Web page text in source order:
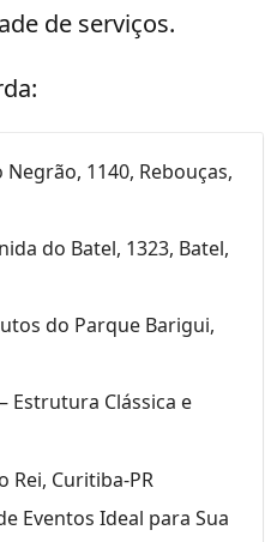
de serviços.
1140, Rebouças,
do Batel, 1323, Batel,
do Parque Barigui,
Estrutura Clássica e
Rei, Curitiba-PR
Eventos Ideal para Sua